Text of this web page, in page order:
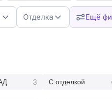
Отделка Ещё
3 С отделкой